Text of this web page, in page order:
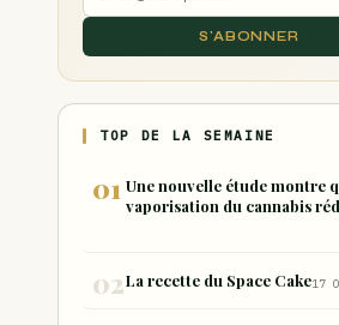
S'ABONNER
TOP DE LA SEMAINE
Une nouvelle étude montre
vaporisation du cannabis
joint
La recette du Space Cake17